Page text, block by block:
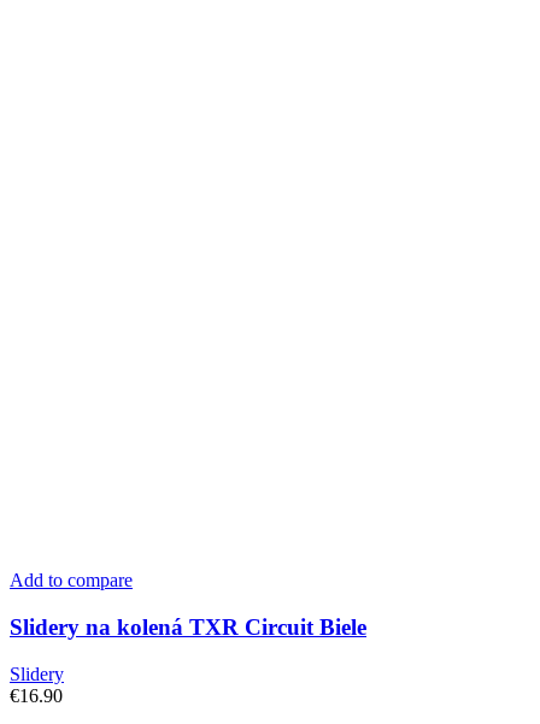
Add to compare
Slidery na kolená TXR Circuit Biele
Slidery
€16.90